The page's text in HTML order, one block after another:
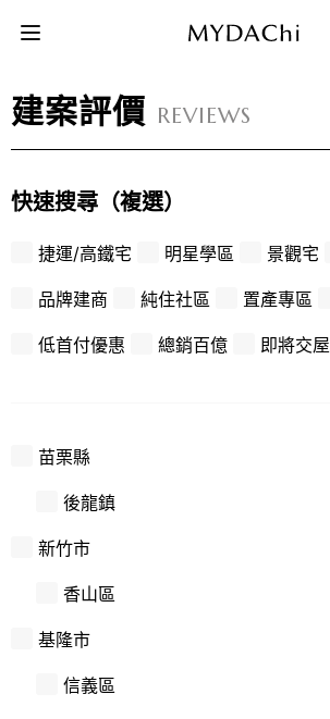
MYMY 幫你找
會員專屬
建案評價 REVIEWS
快速搜尋（複選）
捷運/高鐵宅 明星學區 景觀宅
品牌建商 純住社區 置產專區
低首付優惠 總銷百億 即將交屋
苗栗縣
後龍鎮
新竹市
香山區
基隆市
信義區